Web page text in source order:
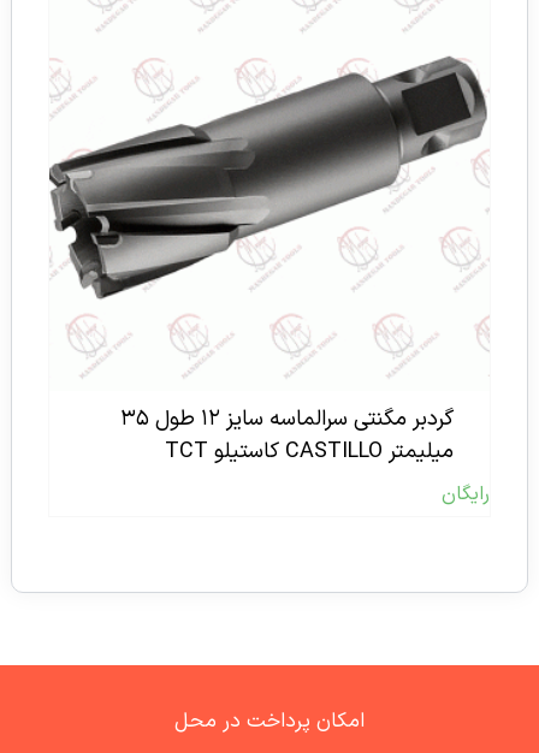
گردبر مگنتی سرالماسه سایز ۱۲ طول ۳۵
میلیمتر CASTILLO کاستیلو TCT
رایگان
امکان پرداخت در محل